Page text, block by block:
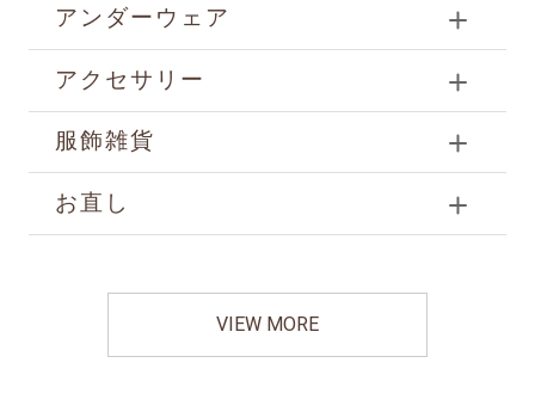
アンダーウェア
アクセサリー
服飾雑貨
お直し
VIEW MORE